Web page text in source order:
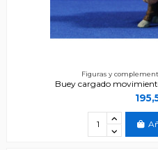
Figuras y
Buey cargado